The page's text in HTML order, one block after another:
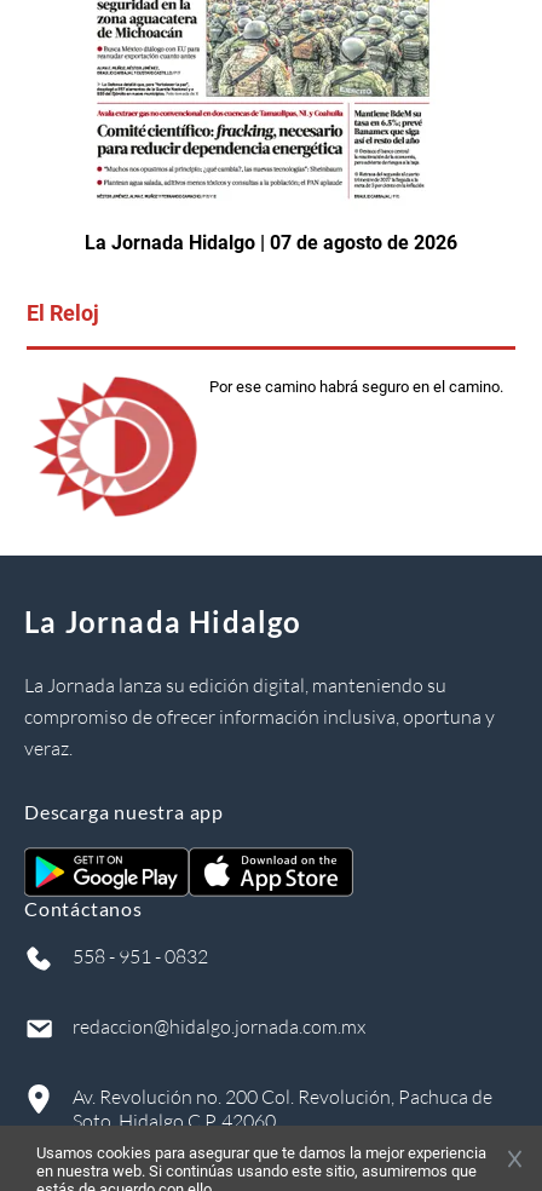
La Jornada Hidalgo | 07 de agosto de 2026
El Reloj
Por ese camino habrá seguro en el camino.
La Jornada Hidalgo
La Jornada lanza su edición digital, manteniendo su
compromiso de ofrecer información inclusiva, oportuna y
veraz.
Descarga nuestra app
Contáctanos
558 - 951 - 0832
redaccion@hidalgo.jornada.com.mx
Av. Revolución no. 200 Col. Revolución, Pachuca de
Soto, Hidalgo C.P. 42060
Usamos cookies para asegurar que te damos la mejor experiencia
en nuestra web. Si continúas usando este sitio, asumiremos que